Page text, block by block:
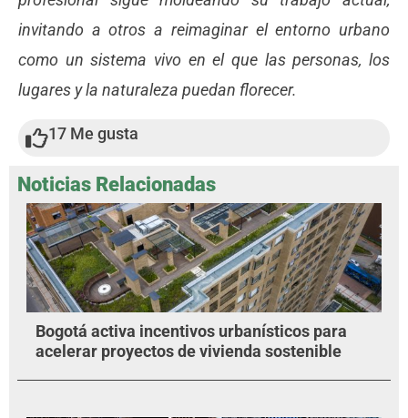
Noticias Relacionadas
Bogotá activa incentivos urbanísticos para
acelerar proyectos de vivienda sostenible
invitando a otros a reimaginar el entorno urbano
como un sistema vivo en el que las personas, los
lugares y la naturaleza puedan florecer.
17 Me gusta